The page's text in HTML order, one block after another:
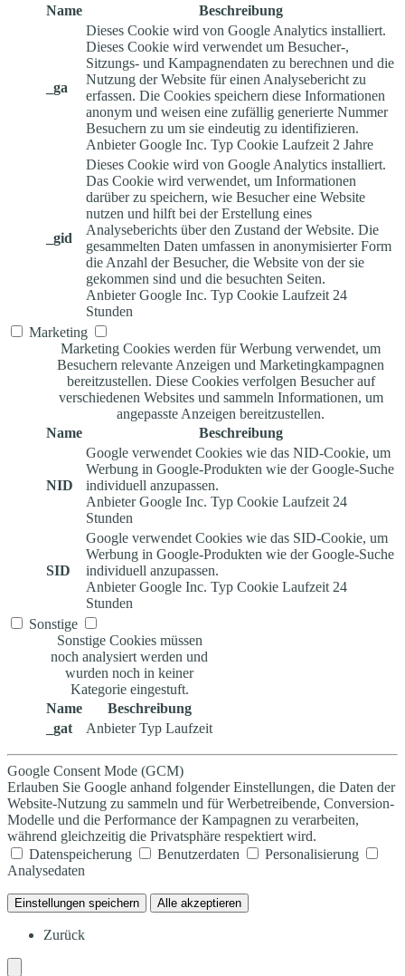
Name
Beschreibung
_ga
Dieses Cookie wird von Google Analytics installiert.
Dieses Cookie wird verwendet um Besucher-,
Sitzungs- und Kampagnendaten zu berechnen und die
Nutzung der Website für einen Analysebericht zu
erfassen. Die Cookies speichern diese Informationen
anonym und weisen eine zufällig generierte Nummer
Besuchern zu um sie eindeutig zu identifizieren.
Anbieter Google Inc. Typ Cookie Laufzeit 2 Jahre
_gid
Dieses Cookie wird von Google Analytics installiert.
Das Cookie wird verwendet, um Informationen
darüber zu speichern, wie Besucher eine Website
nutzen und hilft bei der Erstellung eines
Analyseberichts über den Zustand der Website. Die
gesammelten Daten umfassen in anonymisierter Form
die Anzahl der Besucher, die Website von der sie
gekommen sind und die besuchten Seiten.
Anbieter Google Inc. Typ Cookie Laufzeit 24
Stunden
Marketing
Marketing Cookies werden für Werbung verwendet, um
Besuchern relevante Anzeigen und Marketingkampagnen
bereitzustellen. Diese Cookies verfolgen Besucher auf
verschiedenen Websites und sammeln Informationen, um
angepasste Anzeigen bereitzustellen.
Name
Beschreibung
NID
Google verwendet Cookies wie das NID-Cookie, um
Werbung in Google-Produkten wie der Google-Suche
individuell anzupassen.
Anbieter Google Inc. Typ Cookie Laufzeit 24
Stunden
SID
Google verwendet Cookies wie das SID-Cookie, um
Werbung in Google-Produkten wie der Google-Suche
individuell anzupassen.
Anbieter Google Inc. Typ Cookie Laufzeit 24
Stunden
Sonstige
Sonstige Cookies müssen
noch analysiert werden und
wurden noch in keiner
Kategorie eingestuft.
Name
Beschreibung
_gat
Anbieter Typ Laufzeit
Google Consent Mode (GCM)
Erlauben Sie Google anhand folgender Einstellungen, die Daten der
Website-Nutzung zu sammeln und für Werbetreibende, Conversion-
Modelle und die Performance der Kampagnen zu verarbeiten,
während gleichzeitig die Privatsphäre respektiert wird.
Datenspeicherung
Benutzerdaten
Personalisierung
Analysedaten
Einstellungen speichern Alle akzeptieren
Zurück